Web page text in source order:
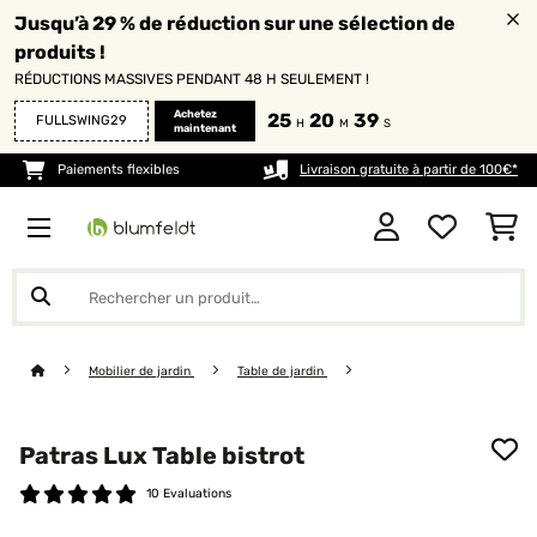
Jusqu’à 29 % de réduction sur une sélection de
produits !
RÉDUCTIONS MASSIVES PENDANT 48 H SEULEMENT !
FULLSWING29
Achetez
maintenant
25 H 20 M 39 S
Paiements flexibles Livraison gratuite à partir de 100€*
Mobilier de jardin Table de jardin
Patras Lux Table bistrot
10 Evaluations